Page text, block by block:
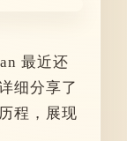
最近还
细分享了
程，展现